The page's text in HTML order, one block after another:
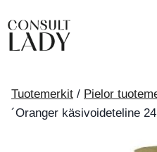
sisältöön
Tuotemerkit / Pielor
´Oranger käsivoideteline